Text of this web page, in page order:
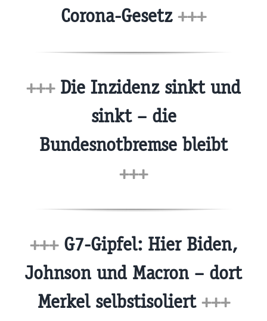
Corona-Gesetz +++
+++Die Inzidenz sinkt und
sinkt – die
Bundesnotbremse bleibt
+++
+++G7-Gipfel: Hier Biden,
Johnson und Macron – dort
Merkel selbstisoliert +++